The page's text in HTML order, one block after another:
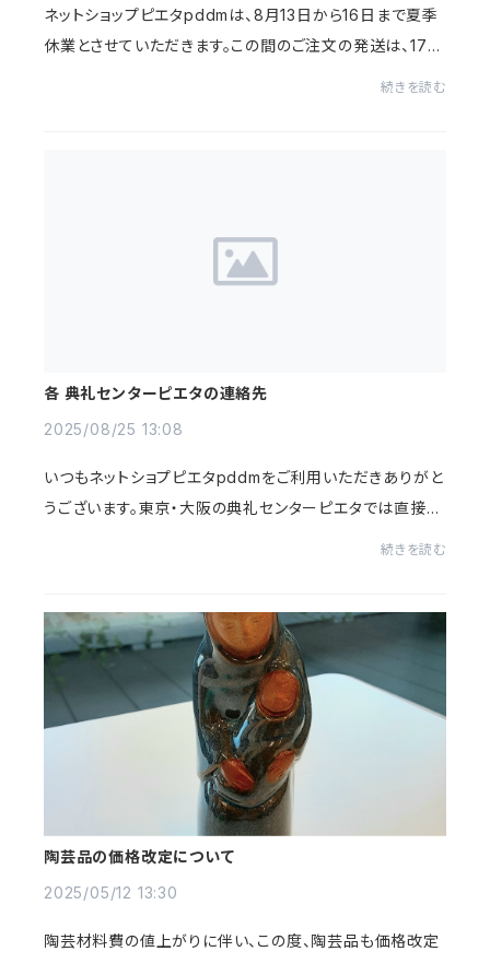
ネットショップピエタpddmは、8月13日から16日まで夏季
休業とさせていただきます。この間のご注文の発送は、17日
続きを読む
各 典礼センターピエタの連絡先
2025/08/25 13:08
いつもネットショプピエタpddmをご利用いただきありがと
うございます。東京・大阪の典礼センターピエタでは直接に
続きを読む
陶芸品の価格改定について
2025/05/12 13:30
陶芸材料費の値上がりに伴い、この度、陶芸品も価格改定